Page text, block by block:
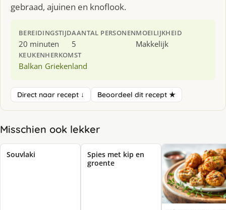
gebraad, ajuinen en knoflook.
BEREIDINGSTIJD
20 minuten
AANTAL PERSONEN
5
MOEILIJKHEID
Makkelijk
KEUKEN
Balkan
HERKOMST
Griekenland
Direct naar recept ↓ Beoordeel dit recept ★
Misschien ook lekker
Souvlaki
Spies met kip en
groente